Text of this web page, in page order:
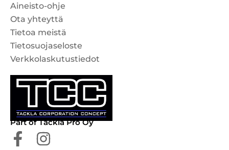
Aineisto-ohje
Ota yhteyttä
Tietoa meistä
Tietosuojaseloste
Verkkolaskutustiedot
Part of Tackla Pro Oy